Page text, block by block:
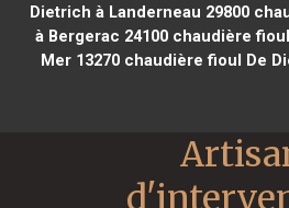
Dietrich à Landerneau 29800
à Bergerac 24100chaudière
Mer 13270 chaudière fioul De